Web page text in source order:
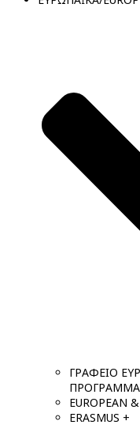
ΓΡΑΦΕΙΟ
EUROPEAN
ERASMUS +